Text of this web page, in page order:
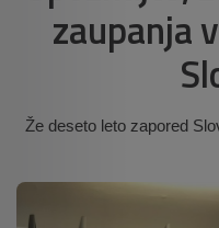
zaupanja
Že deseto leto zapored